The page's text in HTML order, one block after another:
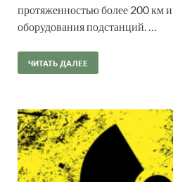
протяженностью более 200 км
оборудования подстанций. …
ЧИТАТЬ ДАЛЕЕ